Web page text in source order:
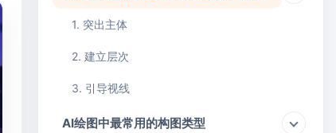
1. 突出主体
2. 建立层次
3. 引导视线
AI绘图中最常用的构图类型